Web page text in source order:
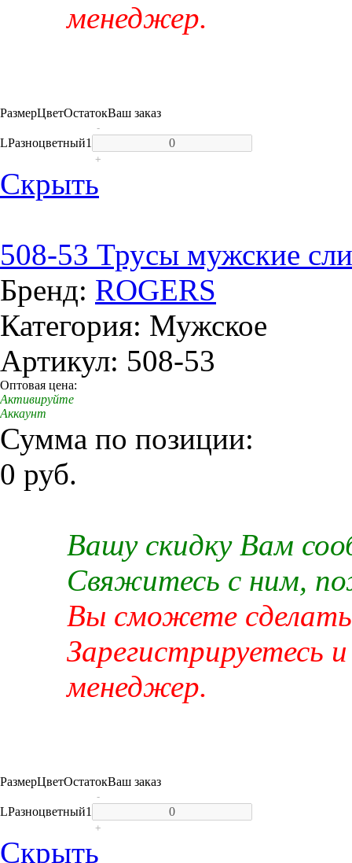
менеджер.
РазмерЦветОстатокВаш заказ
LРазноцветный1
-
+
Скрыть
508-53 Трусы мужские
Бренд: ROGERS
Категория: Мужское
Артикул: 508-53
Оптовая цена:
Активируйте
Аккаунт
Сумма по позиции:
0 руб.
Вашу скидку Вам
Свяжитесь с ним,
Вы сможете сделать
Зарегистрируетесь
менеджер.
РазмерЦветОстатокВаш заказ
LРазноцветный1
-
+
Скрыть